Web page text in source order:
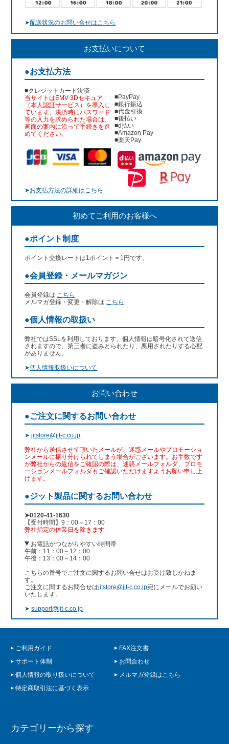
➤配送状況のお問い合せはこちら
お支払いについて
●お支払方法
■クレジットカード決済
当サイトはEMV 3Dセキュア
（本人認証サービス）を導入し
ています。決済時にパスワード
等の入力を求められた場合は、
画面の案内に沿って手続きを進
めてください。
■PayPay
■銀行振込
■代金引換
■後払い
■d払い
■Amazon Pay
■楽天Pay
➤お支払方法の詳細はこちら
初めてご利用のお客様へ
●ポイント制度
ポイント交換レートは1ポイント＝1円です。
●会員登録・メールマガジン
会員登録は こちら
メルマガ登録・変更・解除は こちら
●個人情報の取扱い
弊社ではSSLを利用しております。個人情報は暗号化されて送信
されますので、第三者に盗みとられたり、悪用されたりする心配
がありません。
➤個人情報取扱いについて
お問い合わせ
●ご注文に関するお問い合わせ
➤jitstore@jit-c.co.jp
弊社から送信させて頂いたメールが、迷惑メールやプロモーショ
ンメールに振り分けられてしまう場合がございます。お手数です
が弊社からの返信をご確認の際は、迷惑メールフォルダ、プロモ
ーションメールフォルダもご確認いただけますようお願い申し上
げます。
●ジット製品に関するお問い合わせ
➤0120-41-1630
【受付時間】9：00～17：00
弊社指定の休業日を除きます
お電話がつながりやすい時間帯
午前：11：00～12：00
午後：13：00～14：00
こちらの番号でご注文に関するお問い合せはお受け致しかねま
す。
ご注文に関するお問合せはjitstore@jit-c.co.jp宛にメールでお願い
いたします。
➤support@jit-c.co.jp
ご利用ガイド
FAX注文書
サポート体制
お問合わせ
個人情報の取り扱いについて
メルマガ登録はこちら
特定商取引法に基づく表示
カテゴリーから探す